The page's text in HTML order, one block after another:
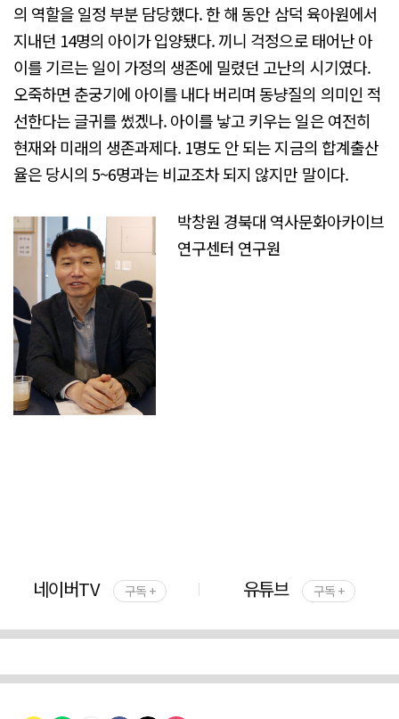
의 역할을 일정 부분 담당했다. 한 해 동안 삼덕 육아원에서
지내던 14명의 아이가 입양됐다. 끼니 걱정으로 태어난 아
이를 기르는 일이 가정의 생존에 밀렸던 고난의 시기였다.
오죽하면 춘궁기에 아이를 내다 버리며 동냥질의 의미인 적
선한다는 글귀를 썼겠나. 아이를 낳고 키우는 일은 여전히
현재와 미래의 생존과제다. 1명도 안 되는 지금의 합계출산
율은 당시의 5~6명과는 비교조차 되지 않지만 말이다.
박창원 경북대 역사문화아카이브
연구센터 연구원
네이버TV 구독 + 유튜브 구독 +